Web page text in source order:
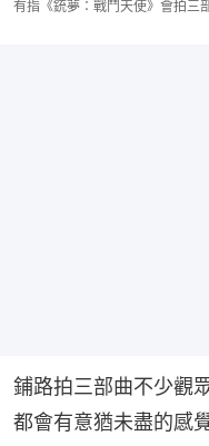
有指《銃夢：戰鬥天使》會拍三
鋪路拍三部曲不少觀
都會有意猶未盡的感